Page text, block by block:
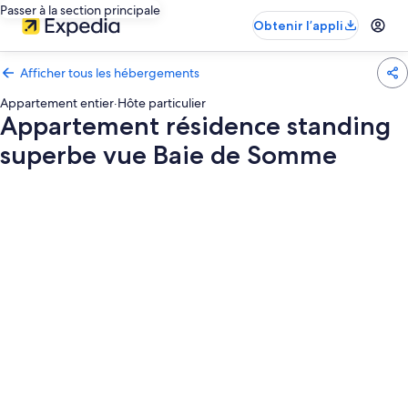
Passer à la section principale
Obtenir l’appli
Afficher tous les hébergements
Appartement entier·Hôte particulier
Appartement résidence standing
superbe vue Baie de Somme